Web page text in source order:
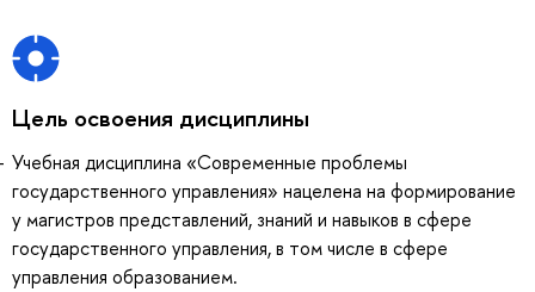
Цель освоения дисциплины
Учебная дисциплина «Современные проблемы
государственного управления» нацелена на формирование
у магистров представлений, знаний и навыков в сфере
государственного управления, в том числе в сфере
управления образованием.